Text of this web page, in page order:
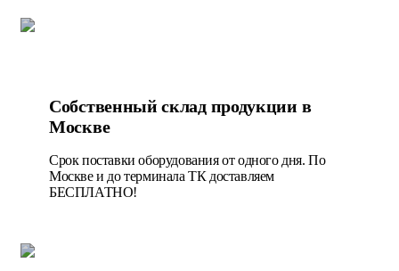
Собственный склад продукции в
Москве
Срок поставки оборудования от одного дня. По
Москве и до терминала ТК доставляем
БЕСПЛАТНО!